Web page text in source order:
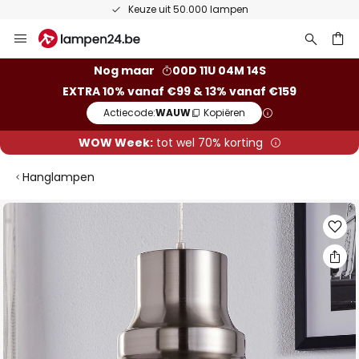
Keuze uit 50.000 lampen
naar
Nog maar
00D 11U 04M 14S
EXTRA 10% vanaf €99 & 13% vanaf €159
Actiecode:WAUW Kopiëren
WOW Week:tot wel 70% korting
Hanglampen
Ga
naar
het
van
de
afbeeldingen-
gallerij